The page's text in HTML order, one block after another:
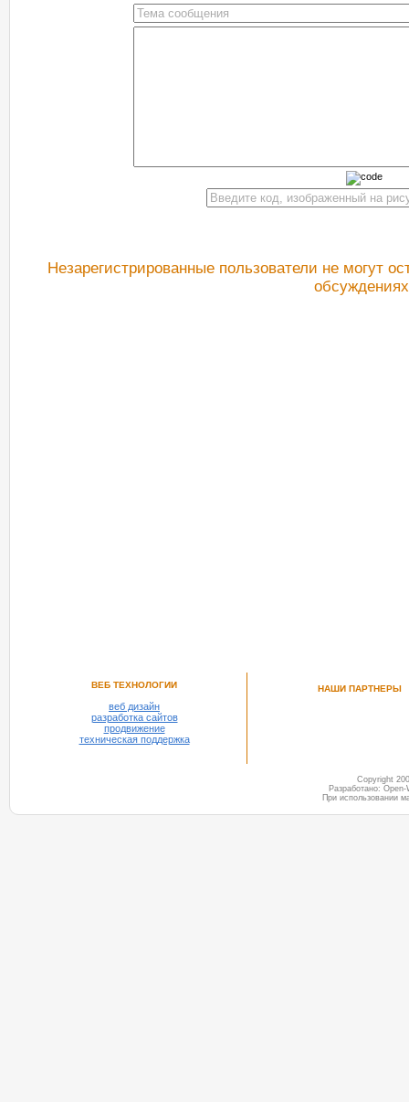
Незарегистрированные пользователи не могут
ВЕБ ТЕХНОЛОГИИ
веб дизайн
разработка сайтов
продвижение
техническая поддержка
НАШИ ПАРТНЕРЫ
Copyright
Разработано:
При использовании